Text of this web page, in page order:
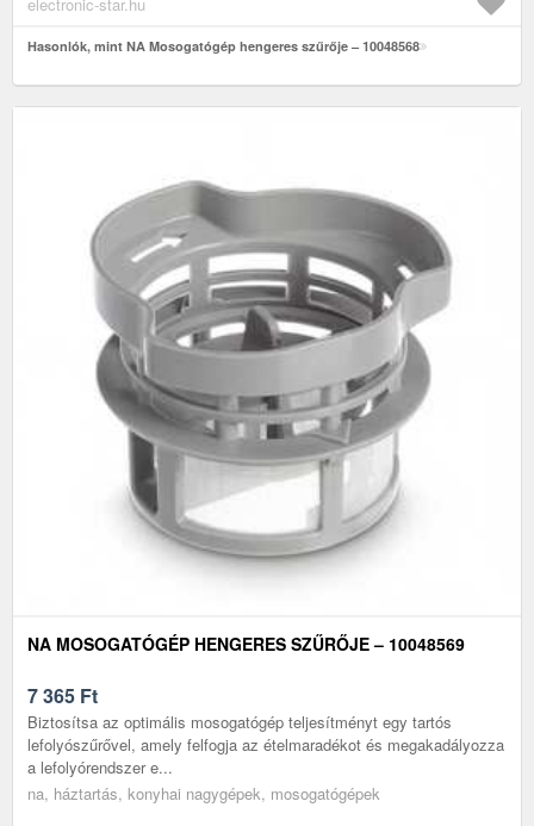
Hasonlók, mint NA Mosogatógép hengeres szűrője – 10048568
NA MOSOGATÓGÉP HENGERES SZŰRŐJE – 10048569
7 365 Ft
Biztosítsa az optimális mosogatógép teljesítményt egy tartós
lefolyószűrővel, amely felfogja az ételmaradékot és megakadályozza
a lefolyórendszer e...
na, háztartás, konyhai nagygépek, mosogatógépek